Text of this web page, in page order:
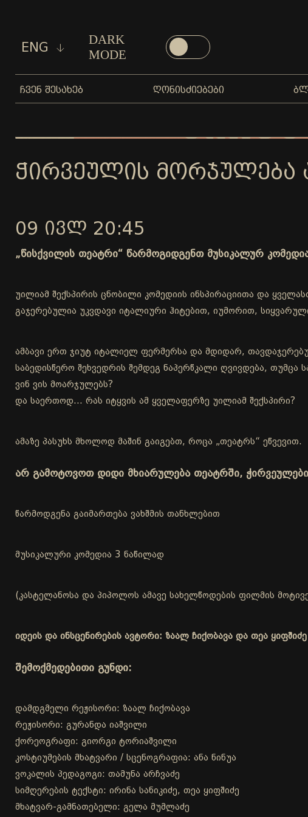
ENG
DARK
MODE
ᲩᲕᲔᲜ ᲨᲔᲡᲐᲮᲔᲑ ᲦᲝᲜᲘᲡᲫᲘᲔᲑᲔᲑᲘ
ᲭᲘᲠᲕᲔᲣᲚᲘᲡ ᲛᲝᲠᲯᲣᲚᲔᲑᲐ
09 ᲘᲕᲚ 20:45
„წისქვილის თეატრი“ წარმოგიდგენთ მუსიკალურ
უილიამ შექსპირის ცნობილი კომედიის ინსპირაციითა და
გაჯერებულია უკვდავი იტალიური ჰიტებით, იუმორით,
ამბავი ერთ ჯიუტ იტალიელ ფერმერსა და მდიდარ,
საბედისწერო შეხვედრის შემდეგ ნაპერწკალი ღვივდება,
ვინ ვის მოარჯულებს?
და საერთოდ… რას იტყვის ამ ყველაფერზე უილიამ შექსპირი?
ამაზე პასუხს მხოლოდ მაშინ გაიგებთ, როცა „თეატრს“ ეწვევით.
არ გამოტოვოთ დიდი მხიარულება თეატრში,
წარმოდგენა გაიმართება ვახშმის თანხლებით
მუსიკალური კომედია 3 ნაწილად
(კასტელანოსა და პიპოლოს ამავე სახელწოდების ფილმის
იდეის და ინსცენირების ავტორი: ზაალ ჩიქობავა და თეა ყიფშიძე
შემოქმედებითი გუნდი:
დამდგმელი რეჟისორი: ზაალ ჩიქობავა
რეჟისორი: გურანდა იაშვილი
ქორეოგრაფი: გიორგი ტორიაშვილი
კოსტიუმების მხატვარი / სცენოგრაფია: ანა ნინუა
ვოკალის პედაგოგი: თამუნა არჩვაძე
სიმღერების ტექსტი: ირინა სანიკიძე, თეა ყიფშიძე
მხატვარ-გამნათებელი: გელა მუმლაძე